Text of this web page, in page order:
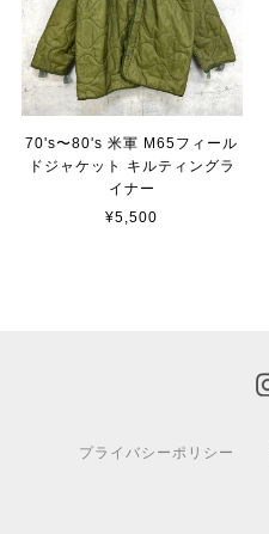
70's〜80's 米軍 M65フィール
ドジャケット キルティングラ
イナー
¥5,500
プライバシーポリシー